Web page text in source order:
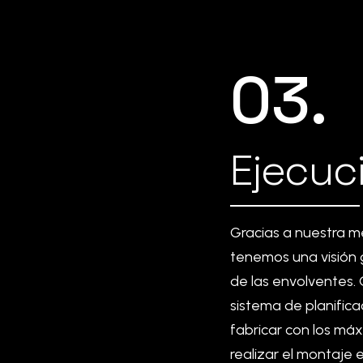
03.
Gracias a nuestra
tenemos una visión
de las envolventes.
sistema de
fabricarcon los
realizar el montaje